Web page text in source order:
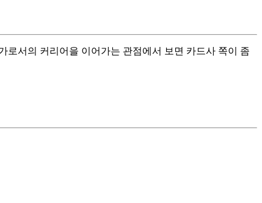
로서의 커리어을 이어가는 관점에서 보면 카드사 쪽이 좀